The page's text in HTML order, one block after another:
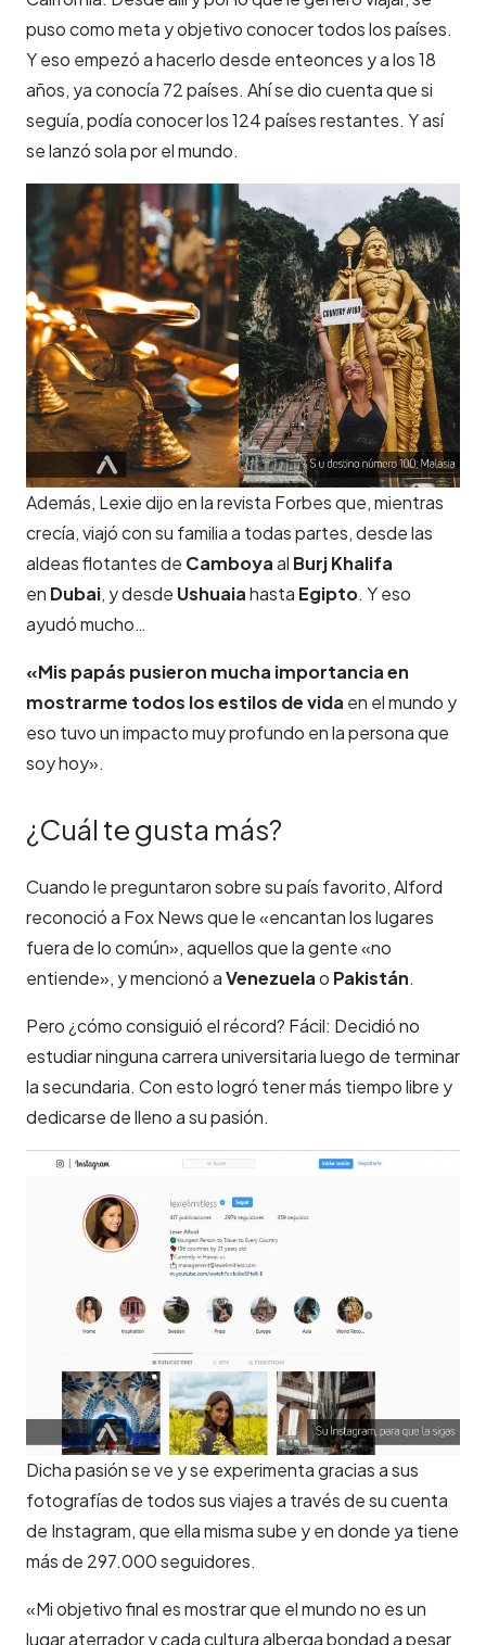
puso como meta y objetivo conocer todos los países.
Y eso empezó a hacerlo desde enteonces y a los 18
años, ya conocía 72 países. Ahí se dio cuenta que si
seguía, podía conocer los 124 países restantes. Y así
se lanzó sola por el mundo.
Además, Lexie dijo en la revista Forbes que, mientras
crecía, viajó con su familia a todas partes, desde las
aldeas flotantes de Camboyaal Burj Khalifa
en Dubai, y desde Ushuaiahasta Egipto. Y eso
ayudó mucho…
«Mis papás pusieron mucha importancia en
mostrarme todos los estilos de vida en el mundo y
eso tuvo un impacto muy profundo en la persona que
soy hoy».
¿Cuál te gusta más?
Cuando le preguntaron sobre su país favorito, Alford
reconoció a Fox News quele «encantan los lugares
fuera de lo común», aquellos que la gente «no
entiende», y mencionó aVenezuelao Pakistán.
Pero ¿cómo consiguió el récord? Fácil: Decidió no
estudiar ninguna carrera universitaria luego de terminar
la secundaria. Con esto logró tener más tiempo libre y
dedicarse de lleno a su pasión.
Dicha pasión se ve y se experimenta gracias a sus
fotografías de todos sus viajes a través de su cuenta
de Instagram, que ella misma sube y en donde ya tiene
más de 297.000 seguidores.
«Mi objetivo final es mostrar que el mundo no es un
lugar aterrador y cada cultura alberga bondad a pesar